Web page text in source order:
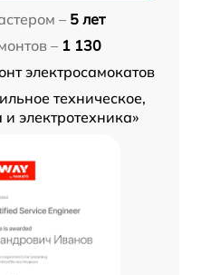
– 5 лет
– 1 130
электросамокатов
техническое,
и электротехника»